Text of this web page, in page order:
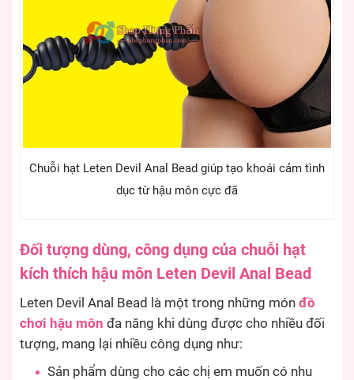
Chuỗi hạt Leten Devil Anal Bead giúp tạo khoái cảm tình
dục từ hậu môn cực đã
Đối tượng dùng, công dụng của chuỗi hạt
kích thích hậu môn Leten Devil Anal Bead
Leten Devil Anal Bead là một trong những món đồ
chơi hậu môn đa năng khi dùng được cho nhiều đối
tượng, mang lại nhiều công dụng như:
Sản phẩm dùng cho các chị em muốn có nhu